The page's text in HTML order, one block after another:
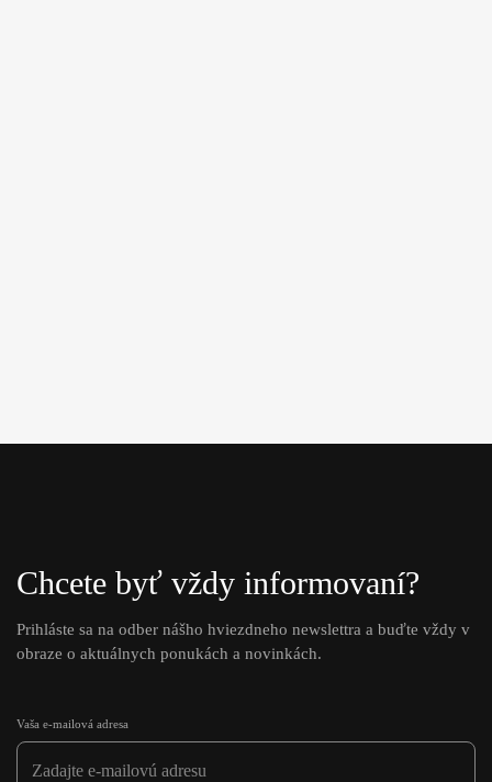
Chcete byť vždy informovaní?
Prihláste sa na odber nášho hviezdneho newslettra a buďte vždy v
obraze o aktuálnych ponukách a novinkách.
Vaša e-mailová adresa